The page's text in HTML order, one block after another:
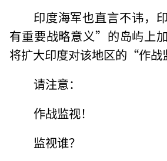
印度海军也直言不讳，
有重要战略意义”的岛屿上
将扩大印度对该地区的“作战
请注意：
作战监视！
监视谁？